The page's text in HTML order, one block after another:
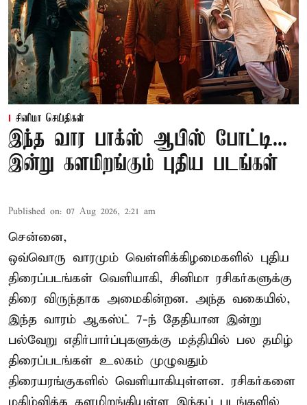
சினிமா செய்திகள்
இந்த வார பாக்ஸ் ஆபிஸ் போட்டி...
இன்று களமிறங்கும் புதிய படங்கள்
Published on: 07 Aug 2026, 2:21 am
சென்னை,
ஒவ்வொரு வாரமும் வெள்ளிக்கிழமைகளில் புதிய
திரைப்படங்கள் வெளியாகி, சினிமா ரசிகர்களுக்கு
திரை விருந்தாக அமைகின்றன. அந்த வகையில்,
இந்த வாரம் ஆகஸ்ட் 7-ந் தேதியான இன்று
பல்வேறு எதிர்பார்ப்புகளுக்கு மத்தியில் பல தமிழ்
திரைப்படங்கள் உலகம் முழுவதும்
திரையரங்குகளில் வெளியாகியுள்ளன. ரசிகர்களை
மகிழ்விக்க களமிறங்கியுள்ள இந்தப் படங்களில்